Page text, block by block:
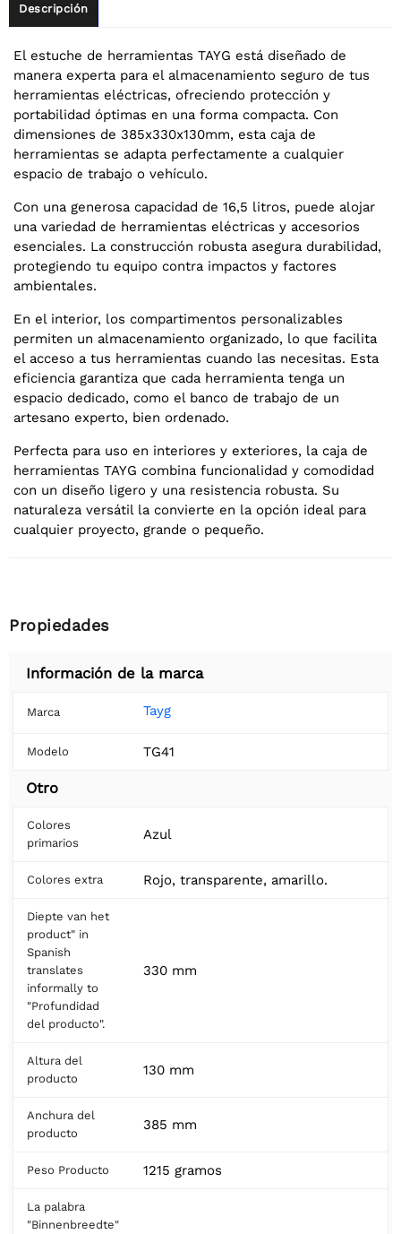
Descripción
El estuche de herramientas TAYG está diseñado de
manera experta para el almacenamiento seguro de tus
herramientas eléctricas, ofreciendo protección y
portabilidad óptimas en una forma compacta. Con
dimensiones de 385x330x130mm, esta caja de
herramientas se adapta perfectamente a cualquier
espacio de trabajo o vehículo.
Con una generosa capacidad de 16,5 litros, puede alojar
una variedad de herramientas eléctricas y accesorios
esenciales. La construcción robusta asegura durabilidad,
protegiendo tu equipo contra impactos y factores
ambientales.
En el interior, los compartimentos personalizables
permiten un almacenamiento organizado, lo que facilita
el acceso a tus herramientas cuando las necesitas. Esta
eficiencia garantiza que cada herramienta tenga un
espacio dedicado, como el banco de trabajo de un
artesano experto, bien ordenado.
Perfecta para uso en interiores y exteriores, la caja de
herramientas TAYG combina funcionalidad y comodidad
con un diseño ligero y una resistencia robusta. Su
naturaleza versátil la convierte en la opción ideal para
cualquier proyecto, grande o pequeño.
Propiedades
Información de la marca
Marca Tayg
Modelo TG41
Otro
Colores
primarios
Azul
Colores extra Rojo, transparente, amarillo.
Diepte van het
product" in
Spanish
translates
informally to
"Profundidad
del producto".
330 mm
Altura del
producto
130 mm
Anchura del
producto
385 mm
Peso Producto 1215 gramos
La palabra
"Binnenbreedte"